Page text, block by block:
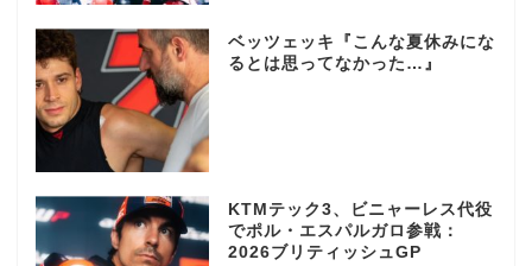
ベッツェッキ『こんな夏休みにな
るとは思ってなかった…』
KTMテック3、ビニャーレス代役
でポル・エスパルガロ参戦：
2026ブリティッシュGP